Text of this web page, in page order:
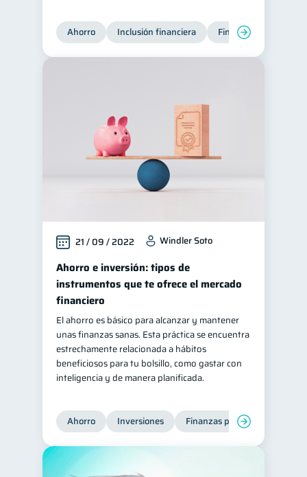
Ahorro Inclusión financiera Finanzas para jóvenes
21 / 09 / 2022 Windler Soto
Ahorro e inversión: tipos de
instrumentos que te ofrece el mercado
financiero
El ahorro es básico para alcanzar y mantener
unas finanzas sanas. Esta práctica se encuentra
estrechamente relacionada a hábitos
beneficiosos para tu bolsillo, como gastar con
inteligencia y de manera planificada.
Ahorro Inversiones Finanzas para jóvenes